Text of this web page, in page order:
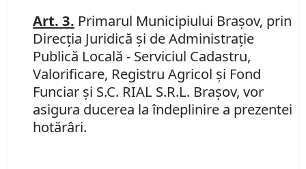
Art. 3. Primarul Municipiului Braşov, prin
Direcţia Juridică şi de Administraţie
Publică Locală - Serviciul Cadastru,
Valorificare, Registru Agricol şi Fond
Funciar şi S.C. RIAL S.R.L. Braşov, vor
asigura ducerea la îndeplinire a prezentei
hotărâri.